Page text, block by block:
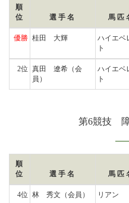
順
位
選手名 馬匹
優勝 桂田 大輝
ハイエベ
ト
2位 真田 遼希 （会
員）
ハイエベ
ト
第6競技
順
位
選手名 馬匹
4位 林 秀文 （会員） リアン